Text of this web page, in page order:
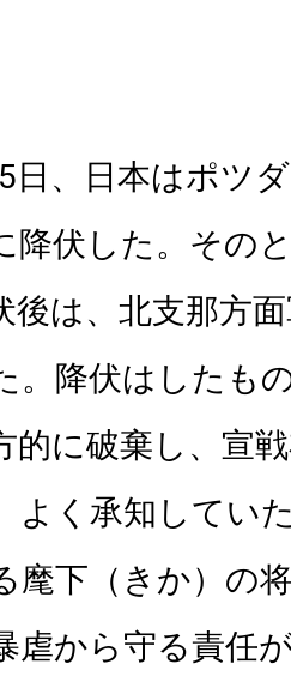
日、日本はポツ
降伏した。その
後は、北支那方
。降伏はしたも
的に破棄し、宣
よく承知してい
麾下（きか）の
虐から守る責任